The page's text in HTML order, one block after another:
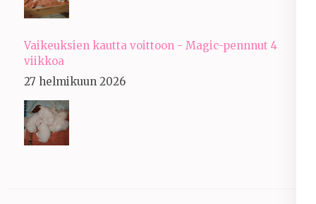
Vaikeuksien kautta voittoon - Magic-pennnut 4
viikkoa
27 helmikuun 2026